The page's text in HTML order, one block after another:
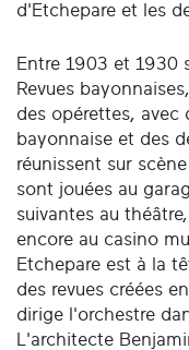
d'Etchepare et les
Entre 1903 et 1930
Revues
des opérettes, avec
bayonnaise et des
réunissent sur
sont jouées au
suivantes au
encore au casino
Etchepare est à la
des revues créées
dirige l'orchestre
L'architecte